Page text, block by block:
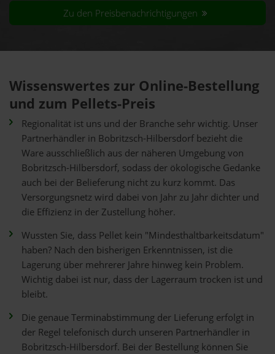
Zu den Preisbenachrichtigungen
Wissenswertes zur Online-Bestellung
und zum Pellets-Preis
Regionalität ist uns und der Branche sehr wichtig. Unser
Partnerhändler in Bobritzsch-Hilbersdorf bezieht die
Ware ausschließlich aus der näheren Umgebung von
Bobritzsch-Hilbersdorf, sodass der ökologische Gedanke
auch bei der Belieferung nicht zu kurz kommt. Das
Versorgungsnetz wird dabei von Jahr zu Jahr dichter und
die Effizienz in der Zustellung höher.
Wussten Sie, dass Pellet kein "Mindesthaltbarkeitsdatum"
haben? Nach den bisherigen Erkenntnissen, ist die
Lagerung über mehrerer Jahre hinweg kein Problem.
Wichtig dabei ist nur, dass der Lagerraum trocken ist und
bleibt.
Die genaue Terminabstimmung der Lieferung erfolgt in
der Regel telefonisch durch unseren Partnerhändler in
Bobritzsch-Hilbersdorf. Bei der Bestellung können Sie